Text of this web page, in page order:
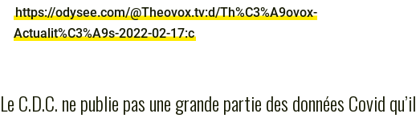
https://odysee.com/@Theovox.tv:d/Th%C3%A9ovox-
Actualit%C3%A9s-2022-02-17:c
Le C.D.C. ne publie pas une grande partie des données Covid qu’il